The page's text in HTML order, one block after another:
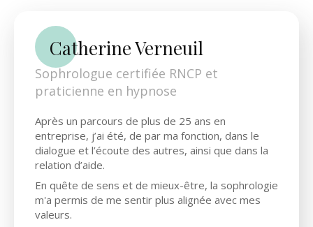
Catherine Verneuil
Sophrologue certifiée RNCP et
praticienne en hypnose
Après un parcours de plus de 25 ans en
entreprise, j’ai été, de par ma fonction, dans le
dialogue et l’écoute des autres, ainsi que dans la
relation d’aide.
En quête de sens et de mieux-être, la sophrologie
m'a permis de me sentir plus alignée avec mes
valeurs.